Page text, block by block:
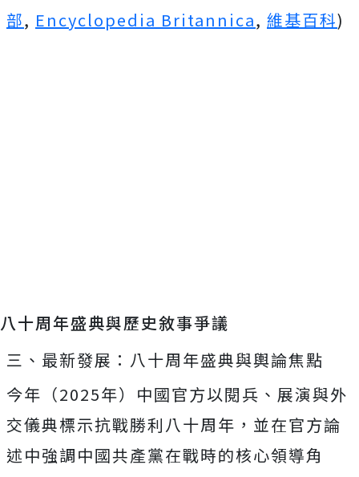
部, Encyclopedia Britannica, 維基百科)
八十周年盛典與歷史敘事爭議
三、最新發展：八十周年盛典與輿論焦點
今年（2025年）中國官方以閱兵、展演與外
交儀典標示抗戰勝利八十周年，並在官方論
述中強調中國共產黨在戰時的核心領導角